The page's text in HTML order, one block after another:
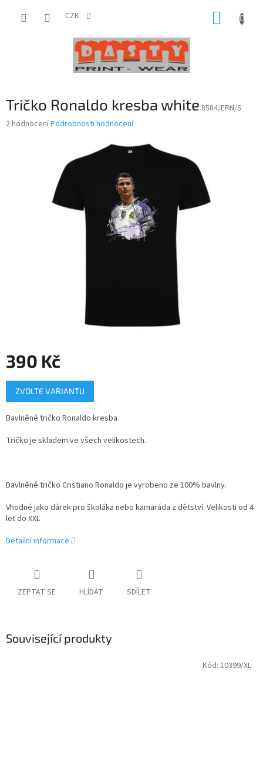
CZK
Tričko Ronaldo kresba white 8584/ERN/S
Průměrné
2 hodnoceníPodrobnosti hodnocení
390 Kč
Měrná
cena:
ZVOLTE VARIANTU
Bavlněné tričko Ronaldo kresba.
Tričko je skladem ve všech velikostech.
Bavlněné tričko Cristiano Ronaldo je vyrobeno ze 100% bavlny.
Vhodné jako dárek pro školáka nebo kamaráda z dětství. Velikosti od 4
let do XXL
Detailní informace
ZEPTAT SE HLÍDAT SDÍLET
Související produkty
Kód: 10399/XL